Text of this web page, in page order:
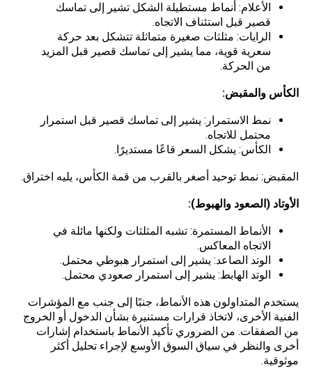
الأعلام: أنماط مستطيلة الشكل تشير إلى تماسك
قصير قبل استئناف الاتجاه.
الرايات: مثلثات صغيرة متماثلة تتشكل بعد حركة
سعرية قوية، مما يشير إلى تماسك قصير قبل المزيد
من الحركة.
الكأس والمقبض:
نمط الاستمرار: يشير إلى تماسك قصير قبل استمرار
محتمل للاتجاه.
الكأس: يشكل السعر قاعًا مستديرًا.
المقبض: نمط توحيد أصغر بالقرب من قمة الكأس، يليه اختراق.
الأوتاد (الصعود والهبوط):
الأنماط المستمرة: تشبه المثلثات ولكنها مائلة في
الاتجاه المعاكس.
الوتد الصاعد: يشير إلى استمرار هبوطي محتمل.
الوتد الهابط: يشير إلى استمرار صعودي محتمل.
يستخدم المتداولون هذه الأنماط، جنبًا إلى جنب مع المؤشرات
الفنية الأخرى، لاتخاذ قرارات مستنيرة بشأن الدخول أو الخروج
من الصفقات. من الضروري تأكيد الأنماط باستخدام إشارات
أخرى والنظر في سياق السوق الأوسع لإجراء تحليل أكثر
موثوقية.